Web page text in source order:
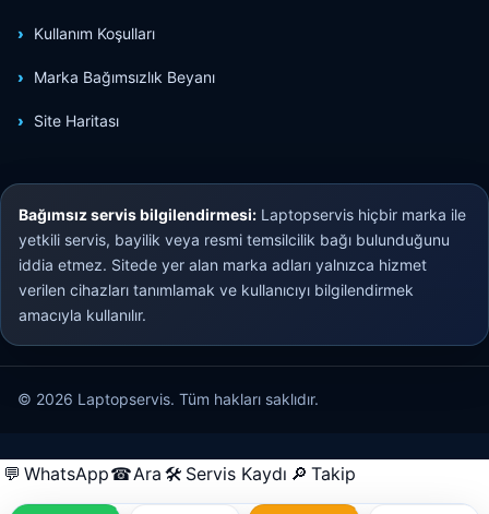
Kullanım Koşulları
Marka Bağımsızlık Beyanı
Site Haritası
Bağımsız servis bilgilendirmesi: Laptopservis hiçbir marka ile
yetkili servis, bayilik veya resmi temsilcilik bağı bulunduğunu
iddia etmez. Sitede yer alan marka adları yalnızca hizmet
verilen cihazları tanımlamak ve kullanıcıyı bilgilendirmek
amacıyla kullanılır.
© 2026 Laptopservis. Tüm hakları saklıdır.
💬 WhatsApp☎Ara 🛠 Servis Kaydı 🔎 Takip